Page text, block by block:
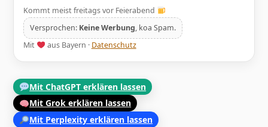
Kommt meist freitags vor Feierabend
Versprochen: Keine Werbung, koa Spam.
Mit
aus Bayern · Datenschutz
Mit ChatGPT erklären lassen
Mit Grok erklären lassen
Mit Perplexity erklären lassen